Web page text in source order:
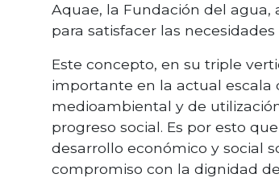
Aquae, la Fundación del
para satisfacer las
Este concepto, en su triple
importante en la actual escala
medioambiental y de
progreso social. Es por esto
desarrollo económico y social
compromiso con la dignidad